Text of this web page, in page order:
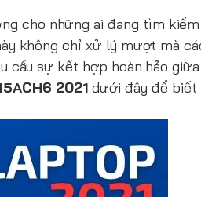
cho những ai đang tìm
không chỉ xử lý mượt mà
sự kết hợp hoàn hảo
2021 dưới đây để biết